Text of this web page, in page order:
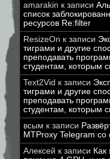
amarakin к записи
список
ресурсов Re:filter
ResizeOn к записи
тиграми и другие
преподавать
студентам, которым
Text2Vid к записи
тиграми и другие
преподавать
студентам, которым
всым к записи
MTProxy Telegram со
Алексей к записи Как